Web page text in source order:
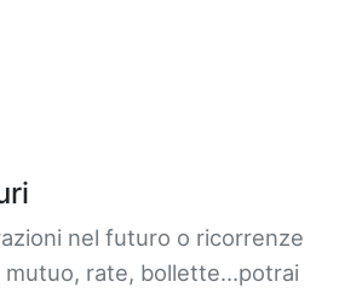
nel futuro o ricorrenze
rate, bollette...potrai